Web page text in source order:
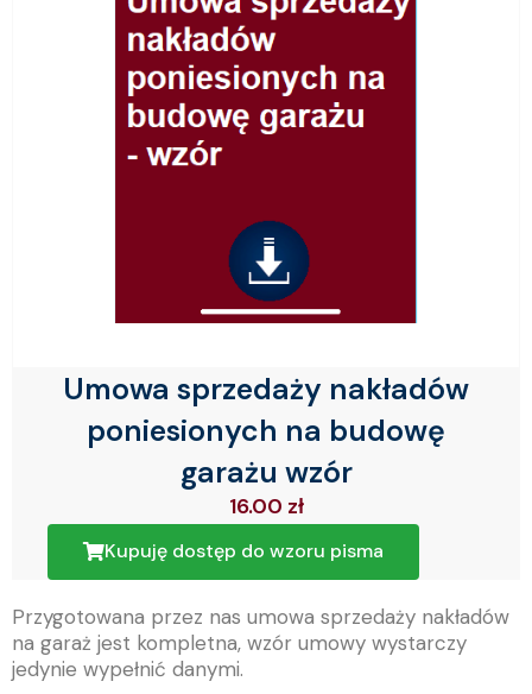
Umowa sprzedaży nakładów
poniesionych na budowę
garażu wzór
16.00 zł
Kupuję dostęp do wzoru pisma
Przygotowana przez nas umowa sprzedaży nakładów
na garaż jest kompletna, wzór umowy wystarczy
jedynie wypełnić danymi.